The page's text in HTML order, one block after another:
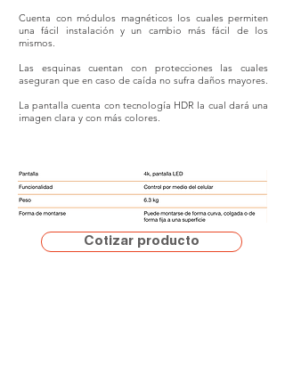
Cuenta con módulos magnéticos los cuales permiten
una fácil instalación y un cambio más fácil de los
mismos.
Las esquinas cuentan con protecciones las cuales
aseguran que en caso de caída no sufra daños mayores.
La pantalla cuenta con tecnología HDR la cual dará una
imagen clara y con más colores.
Cotizar producto